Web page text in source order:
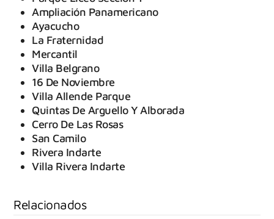
Ampliación Panamericano
Ayacucho
La Fraternidad
Mercantil
Villa Belgrano
16 De Noviembre
Villa Allende Parque
Quintas De Arguello Y Alborada
Cerro De Las Rosas
San Camilo
Rivera Indarte
Villa Rivera Indarte
Relacionados